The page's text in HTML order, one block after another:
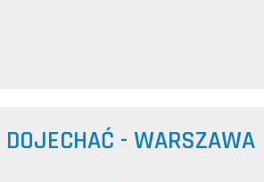
- WARSZAWA